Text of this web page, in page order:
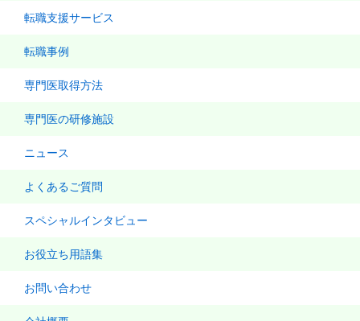
転職支援サービス
転職事例
専門医取得方法
専門医の研修施設
ニュース
よくあるご質問
スペシャルインタビュー
お役立ち用語集
お問い合わせ